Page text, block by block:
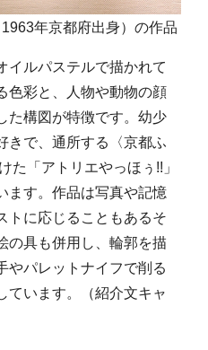
年京都府出身）の作品
イルパステルで描かれて
色彩と、人物や動物の顔
た構図が特徴です。幼少
きで、通所する〈京都ふ
た「アトリエやっほぅ!!」
ます。作品は写真や記憶
トに応じることもあるそ
の具も併用し、輪郭を描
やパレットナイフで削る
ています。（紹介文キャ